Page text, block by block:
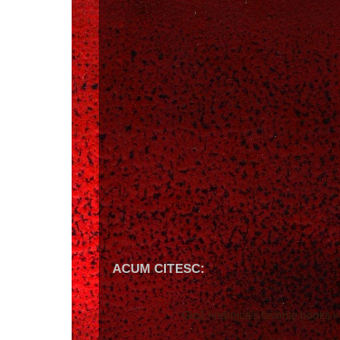
ACUM CITESC:
Gică Andreica's favorite books »